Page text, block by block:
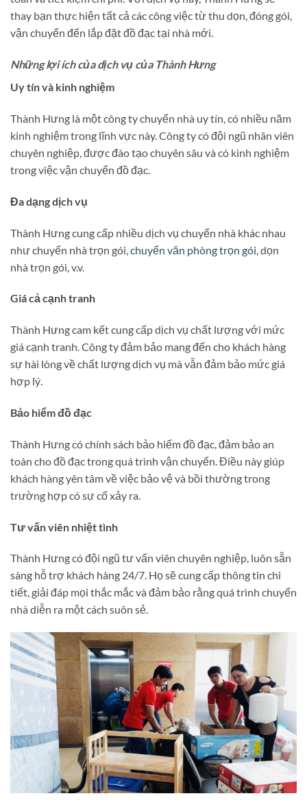
thay bạn thực hiện tất cả các công việc từ thu dọn, đóng gói,
vận chuyển đến lắp đặt đồ đạc tại nhà mới.
Những lợi ích của dịch vụ của Thành Hưng
Uy tín và kinh nghiệm
Thành Hưng là một công ty chuyển nhà uy tín, có nhiều năm
kinh nghiệm trong lĩnh vực này. Công ty có đội ngũ nhân viên
chuyên nghiệp, được đào tạo chuyên sâu và có kinh nghiệm
trong việc vận chuyển đồ đạc.
Đa dạng dịch vụ
Thành Hưng cung cấp nhiều dịch vụ chuyển nhà khác nhau
như chuyển nhà trọn gói, chuyển văn phòng trọn gói , dọn
nhà trọn gói, v.v.
Giá cả cạnh tranh
Thành Hưng cam kết cung cấp dịch vụ chất lượng với mức
giá cạnh tranh. Công ty đảm bảo mang đến cho khách hàng
sự hài lòng về chất lượng dịch vụ mà vẫn đảm bảo mức giá
hợp lý.
Bảo hiểm đồ đạc
Thành Hưng có chính sách bảo hiểm đồ đạc, đảm bảo an
toàn cho đồ đạc trong quá trình vận chuyển. Điều này giúp
khách hàng yên tâm về việc bảo vệ và bồi thường trong
trường hợp có sự cố xảy ra.
Tư vấn viên nhiệt tình
Thành Hưng có đội ngũ tư vấn viên chuyên nghiệp, luôn sẵn
sàng hỗ trợ khách hàng 24/7. Họ sẽ cung cấp thông tin chi
tiết, giải đáp mọi thắc mắc và đảm bảo rằng quá trình chuyển
nhà diễn ra một cách suôn sẻ.